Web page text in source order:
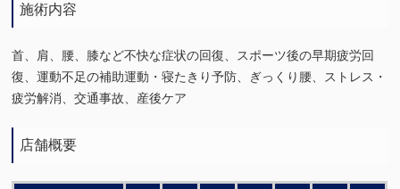
施術内容
首、肩、腰、膝など不快な症状の回復、スポーツ後の早期疲労回
復、運動不足の補助運動・寝たきり予防、ぎっくり腰、ストレス・
疲労解消、交通事故、産後ケア
店舗概要